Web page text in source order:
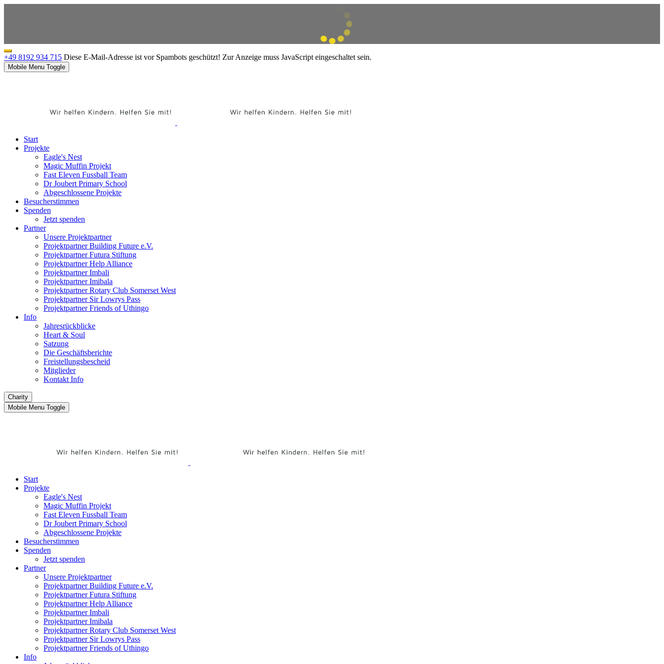
+49 8192 934 715 Diese E-Mail-Adresse ist vor Spambots geschützt! Zur Anzeige muss JavaScript eingeschaltet sein.
Mobile Menu Toggle
Start
Projekte
Eagle's Nest
Magic Muffin Projekt
Fast Eleven Fussball Team
Dr Joubert Primary School
Abgeschlossene Projekte
Besucherstimmen
Spenden
Jetzt spenden
Partner
Unsere Projektpartner
Projektpartner Building Future e.V.
Projektpartner Futura Stiftung
Projektpartner Help Alliance
Projektpartner Imbali
Projektpartner Imibala
Projektpartner Rotary Club Somerset West
Projektpartner Sir Lowrys Pass
Projektpartner Friends of Uthingo
Info
Jahresrückblicke
Heart & Soul
Satzung
Die Geschäftsberichte
Freistellungsbescheid
Mitglieder
Kontakt Info
Charity
Mobile Menu Toggle
Start
Projekte
Eagle's Nest
Magic Muffin Projekt
Fast Eleven Fussball Team
Dr Joubert Primary School
Abgeschlossene Projekte
Besucherstimmen
Spenden
Jetzt spenden
Partner
Unsere Projektpartner
Projektpartner Building Future e.V.
Projektpartner Futura Stiftung
Projektpartner Help Alliance
Projektpartner Imbali
Projektpartner Imibala
Projektpartner Rotary Club Somerset West
Projektpartner Sir Lowrys Pass
Projektpartner Friends of Uthingo
Info